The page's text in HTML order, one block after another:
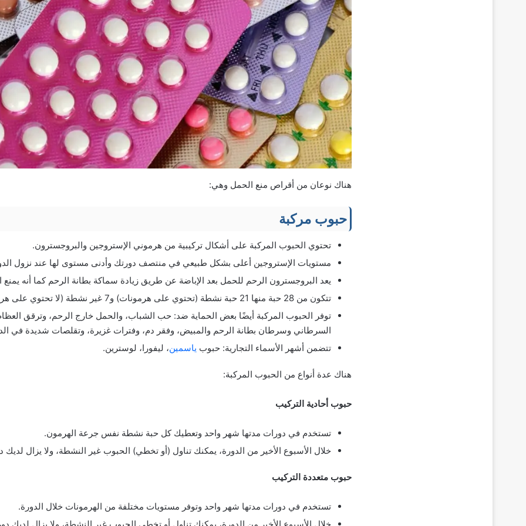
هناك نوعان من أقراص منع الحمل وهي:
حبوب مركبة
تحتوي الحبوب المركبة على أشكال تركيبية من هرموني الإستروجين والبروجسترون.
مستويات الإستروجين أعلى بشكل طبيعي في منتصف دورتك وأدنى مستوى لها عند نزول
يعد البروجسترون الرحم للحمل بعد الإباضة عن طريق زيادة سماكة بطانة الرحم كما أنه يمنع
تتكون من 28 حبة منها 21 حبة نشطة (تحتوي على هرمونات) و7 غير نشطة (لا تحتوي على هرمونات)
توفر الحبوب المركبة أيضًا بعض الحماية ضد: حب الشباب، والحمل خارج الرحم، وترقق
السرطاني وسرطان بطانة الرحم والمبيض، وفقر دم، وفترات غزيرة، وتقلصات شديدة في
تتضمن أشهر الأسماء التجارية: حبوب ياسمين، ليفورا، لوسترين.
هناك عدة أنواع من الحبوب المركبة:
حبوب أحادية التركيب
تستخدم في دورات مدتها شهر واحد وتعطيك كل حبة نشطة نفس جرعة الهرمون.
خلال الأسبوع الأخير من الدورة، يمكنك تناول (أو تخطي) الحبوب غير النشطة، ولا يزال لديك
حبوب متعددة التركيب
تستخدم في دورات مدتها شهر واحد وتوفر مستويات مختلفة من الهرمونات خلال الدورة.